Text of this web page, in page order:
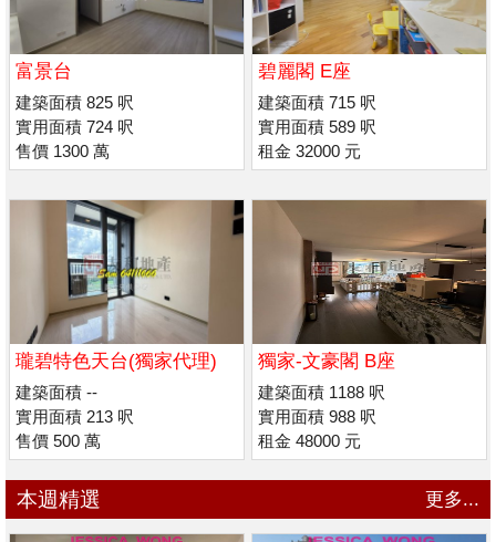
富景台
建築面積 825 呎
實用面積 724 呎
售價 1300 萬
碧麗閣 E座
建築面積 715 呎
實用面積 589 呎
租金 32000 元
瓏碧特色天台(獨家代理)
建築面積 --
實用面積 213 呎
售價 500 萬
獨家-文豪閣 B座
建築面積 1188 呎
實用面積 988 呎
租金 48000 元
本週精選 更多...